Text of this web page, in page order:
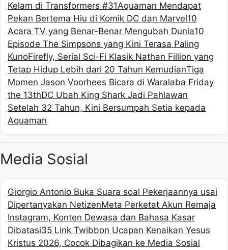
Kelam di Transformers #31Aquaman Mendapat
Pekan Bertema Hiu di Komik DC dan Marvel10
Acara TV yang Benar-Benar Mengubah Dunia10
Episode The Simpsons yang Kini Terasa Paling
KunoFirefly, Serial Sci-Fi Klasik Nathan Fillion yang
Tetap Hidup Lebih dari 20 Tahun KemudianTiga
Momen Jason Voorhees Bicara di Waralaba Friday
the 13thDC Ubah King Shark Jadi Pahlawan
Setelah 32 Tahun, Kini Bersumpah Setia kepada
Aquaman
Media Sosial
Giorgio Antonio Buka Suara soal Pekerjaannya usai
Dipertanyakan NetizenMeta Perketat Akun Remaja
Instagram, Konten Dewasa dan Bahasa Kasar
Dibatasi35 Link Twibbon Ucapan Kenaikan Yesus
Kristus 2026, Cocok Dibagikan ke Media Sosial